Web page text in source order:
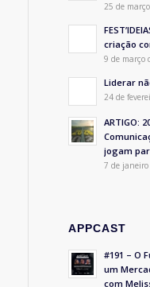
25 de
criação
9 de março
Liderar
24 de
ARTIGO:
jogam
7 de
APPCAST
#191 – O
um
com